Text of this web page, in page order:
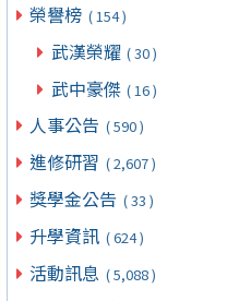
榮譽榜 ( 154 )
武漢榮耀 ( 30 )
武中豪傑 ( 16 )
人事公告 ( 590 )
進修研習 ( 2,607 )
獎學金公告 ( 33 )
升學資訊 ( 624 )
活動訊息 ( 5,088 )